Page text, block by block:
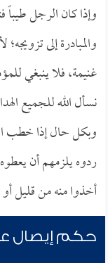
وإذا كان الرجل طيباً
والمبادرة إلى
غنيمة، فلا ينبغي
نسأل الله للجميع
وبكل حال إذا خطب
ردوه يلزمهم أن
أخذوا منه من قليل
حكم إيصال